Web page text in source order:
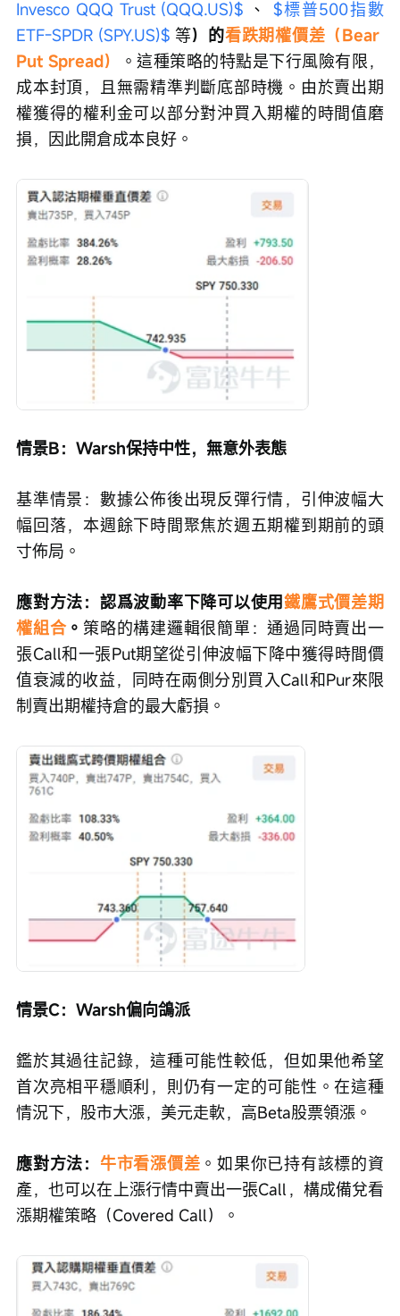
Invesco QQQ Trust (QQQ.US)$ 、 $標普500指數
ETF-SPDR (SPY.US)$ 等）的看跌期權價差（Bear
Put Spread）
。這種策略的特點是下行風險有限，
成本封頂，且無需精準判斷底部時機。由於賣出期
權獲得的權利金可以部分對沖買入期權的時間值磨
損，因此開倉成本良好。
情景B：Warsh保持中性，無意外表態
基準情景：數據公佈後出現反彈行情，引伸波幅大
幅回落，本週餘下時間聚焦於週五期權到期前的頭
寸佈局。
應對方法：認爲波動率下降可以使用鐵鷹式價差期
權組合。 策略的構建邏輯很簡單：通過同時賣出一
張Call和一張Put期望從引伸波幅下降中獲得時間價
值衰減的收益，同時在兩側分別買入Call和Pur來限
制賣出期權持倉的最大虧損。
情景C：Warsh偏向鴿派
鑑於其過往記錄，這種可能性較低，但如果他希望
首次亮相平穩順利，則仍有一定的可能性。在這種
情況下，股市大漲，美元走軟，高Beta股票領漲。
應對方法： 牛市看漲價差 。如果你已持有該標的資
產，也可以在上漲行情中賣出一張Call，構成備兌看
漲期權策略（Covered Call）。